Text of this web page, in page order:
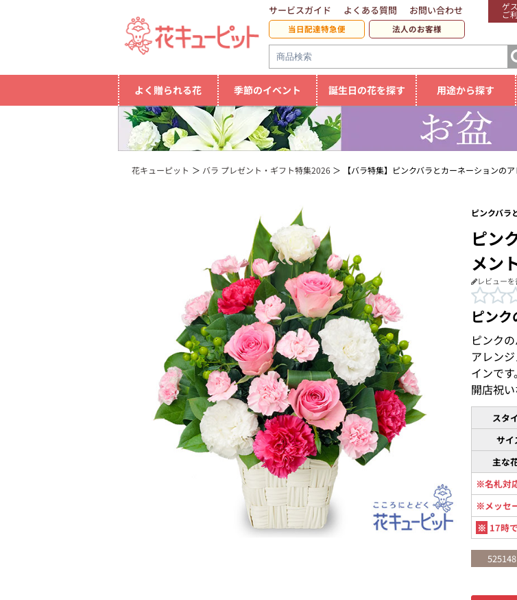
ゲ
ご
サービスガイド よくある質問 お問い合わせ
当日配達特急便 法人のお客様
よく贈られる花 季節のイベント 誕生日の花を探す 用途から探す
花キューピット バラ プレゼント・ギフト特集2026 【バラ特集】ピンクバラとカーネーションの
ピンクバラ
ピン
メン
レビューを
ピン
ピンク
アレン
インで
開店祝い
スタ
サイ
主な
※名札対
※メッセ
※ 17時
525148